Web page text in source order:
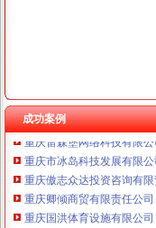
成功案例
重庆途烁科技有限公司 渝
重庆花香蔓尼服饰有限公
重庆雷森堡网络科技有限
重庆市冰岛科技发展有限
重庆傲志众达投资咨询有
重庆卿倾商贸有限责任公
重庆国洪体育设施有限公司
重庆星竣贸易有限责任公